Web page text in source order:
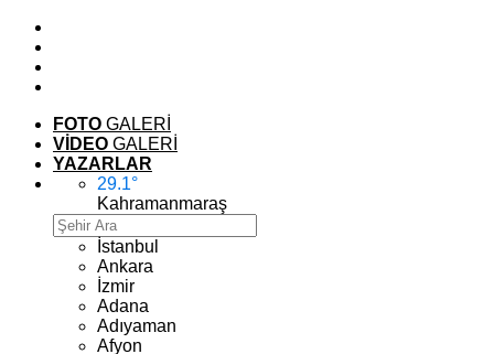
FOTO GALERİ
VİDEO GALERİ
YAZARLAR
29.1°
Kahramanmaraş
İstanbul
Ankara
İzmir
Adana
Adıyaman
Afyon